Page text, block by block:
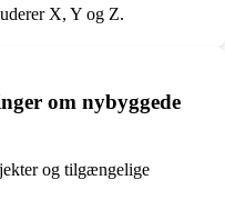
X, Y og Z.
om nybyggede
og tilgængelige